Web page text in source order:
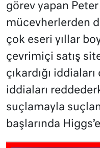
görev yapan Peter
mücevherlerden
çok eseri yıllar
çevrimiçi satış
çıkardığı
iddiaları
suçlamayla
başlarında